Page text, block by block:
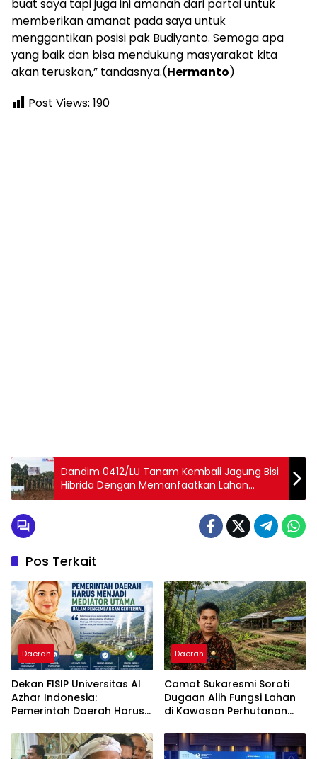
buat saya tapi juga ini amanah dari partai untuk
memberikan amanat pada saya untuk
menggantikan posisi pak Budiyanto. Semoga apa
yang baik dan bisa mendukung masyarakat kita
akan teruskan,” tandasnya.(Hermanto)
Post Views: 190
Dandim 0412/LU Tanam Kembali Jagung Bisi
Hibrida Dengan Memanfaatkan Lahan
Tadah Hujan
Pos Terkait
Daerah
Dekan FISIP Universitas Al
Azhar Indonesia:
Pemerintah Daerah Harus
dalam Pengembangan
Geotermal
Daerah
Camat Sukaresmi Soroti
Dugaan Alih Fungsi Lahan
di Kawasan Perhutanan